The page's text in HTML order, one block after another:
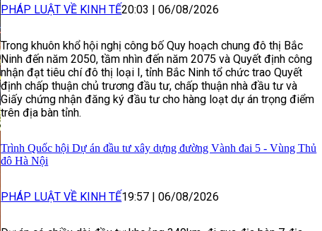
PHÁP LUẬT VỀ KINH TẾ20:03 06/08/2026
Trong khuôn khổ hội nghị công bố Quy hoạch chung đô thị Bắc
Ninh đến năm 2050, tầm nhìn đến năm 2075 và Quyết định công
nhận đạt tiêu chí đô thị loại I, tỉnh Bắc Ninh tổ chức trao Quyết
định chấp thuận chủ trương đầu tư, chấp thuận nhà đầu tư và
Giấy chứng nhận đăng ký đầu tư cho hàng loạt dự án trọng điểm
trên địa bàn tỉnh.
Trình Quốc hội Dự án đầu tư xây dựng đường Vành đai 5 - Vùng Thủ
đô Hà Nội
PHÁP LUẬT VỀ KINH TẾ19:57 06/08/2026